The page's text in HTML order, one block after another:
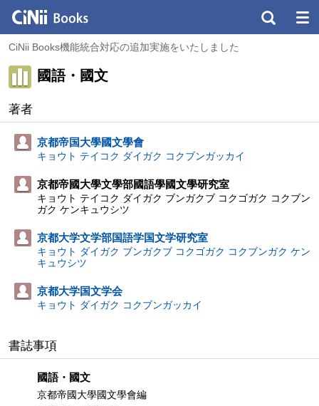
CiNii Books機能統合対応の追加実施をいたしました
國語・國文
著者
京都帝国大學國文學會
キョウト テイコク ダイガク コクブンガッカイ
京都帝國大學文學部國語學國文學研究室
キョウト テイコク ダイガク ブンガクブ コクゴガク コクブン
ガク ケンキュウシツ
京都大学文学部国語学国文学研究室
キョウト ダイガク ブンガクブ コクゴガク コクブンガク ケン
キュウシツ
京都大学国文学会
キョウト ダイガク コクブンガッカイ
書誌事項
國語・國文
京都帝國大學國文學會編